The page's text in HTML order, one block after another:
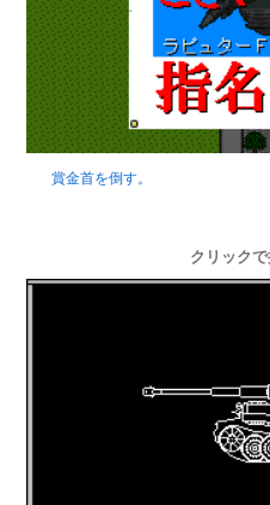
賞金首を倒す。
クリック